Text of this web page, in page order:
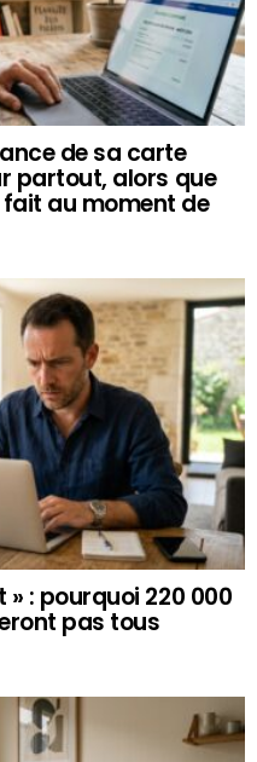
de sa carte
partout, alors que
fait au moment de
: pourquoi 220 000
pas tous